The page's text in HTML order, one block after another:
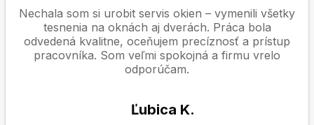
Nechala som si urobit servis okien – vymenili všetky
tesnenia na oknách aj dverách. Práca bola
odvedená kvalitne, oceňujem precíznosť a prístup
pracovníka. Som veľmi spokojná a firmu vrelo
odporúčam.
Ľubica K.